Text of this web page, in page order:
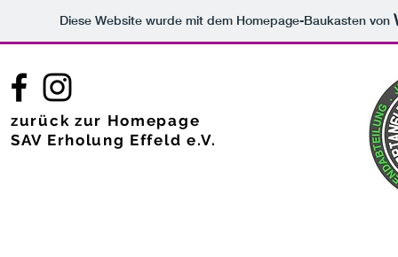
Diese Website wurde mit dem Homepage-Baukasten von
zurück zur Homepage
SAV Erholung Effeld e.V.